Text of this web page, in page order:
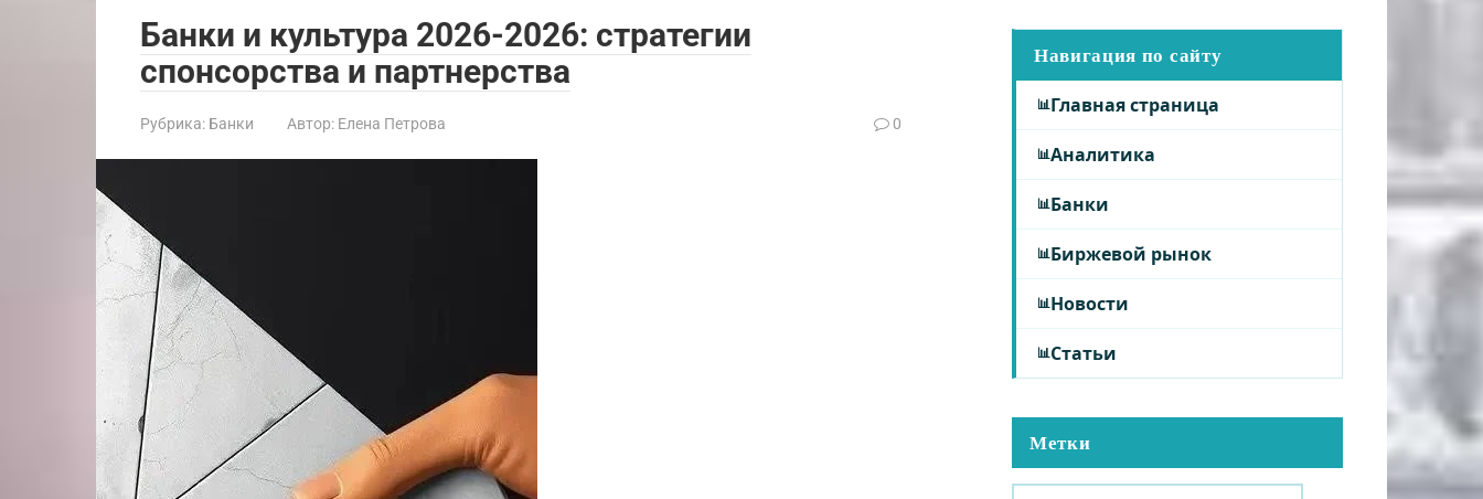
Банки и культура 2026-2026: стратегии
спонсорства и партнерства
Рубрика: Банки Автор: Елена Петрова 0
Навигация по сайту
Главная страница
Аналитика
Банки
Биржевой рынок
Новости
Статьи
Метки